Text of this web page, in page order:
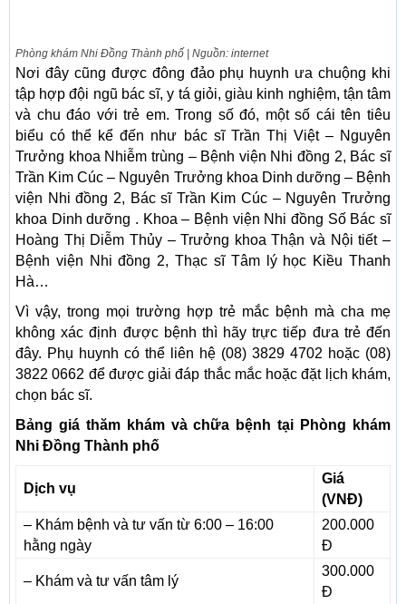
Phòng khám Nhi Đồng Thành phố | Nguồn: internet
Nơi đây cũng được đông đảo phụ huynh ưa chuộng khi
tập hợp đội ngũ bác sĩ, y tá giỏi, giàu kinh nghiệm, tận tâm
và chu đáo với trẻ em. Trong số đó, một số cái tên tiêu
biểu có thể kể đến như bác sĩ Trần Thị Việt – Nguyên
Trưởng khoa Nhiễm trùng – Bệnh viện Nhi đồng 2, Bác sĩ
Trần Kim Cúc – Nguyên Trưởng khoa Dinh dưỡng – Bệnh
viện Nhi đồng 2, Bác sĩ Trần Kim Cúc – Nguyên Trưởng
khoa Dinh dưỡng . Khoa – Bệnh viện Nhi đồng Số Bác sĩ
Hoàng Thị Diễm Thủy – Trưởng khoa Thận và Nội tiết –
Bệnh viện Nhi đồng 2, Thạc sĩ Tâm lý học Kiều Thanh
Hà…
Vì vậy, trong mọi trường hợp trẻ mắc bệnh mà cha mẹ
không xác định được bệnh thì hãy trực tiếp đưa trẻ đến
đây. Phụ huynh có thể liên hệ (08) 3829 4702 hoặc (08)
3822 0662 để được giải đáp thắc mắc hoặc đặt lịch khám,
chọn bác sĩ.
Bảng giá thăm khám và chữa bệnh tại Phòng khám
Nhi Đồng Thành phố
Dịch vụ
Giá
(VNĐ)
– Khám bệnh và tư vấn từ 6:00 – 16:00
hằng ngày
200.000
Đ
– Khám và tư vấn tâm lý
300.000
Đ